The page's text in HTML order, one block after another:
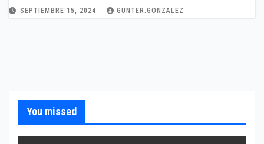
SEPTIEMBRE 15, 2024 GUNTER.GONZALEZ
You missed